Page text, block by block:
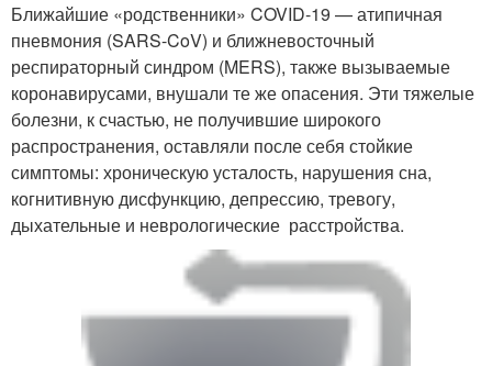
Ближайшие «родственники» COVID-19 — атипичная
пневмония (SARS-CoV) и ближневосточный
респираторный синдром (MERS), также вызываемые
коронавирусами, внушали те же опасения. Эти тяжелые
болезни, к счастью, не получившие широкого
распространения, оставляли после себя стойкие
симптомы: хроническую усталость, нарушения сна,
когнитивную дисфункцию, депрессию, тревогу,
дыхательные и неврологические расстройства.